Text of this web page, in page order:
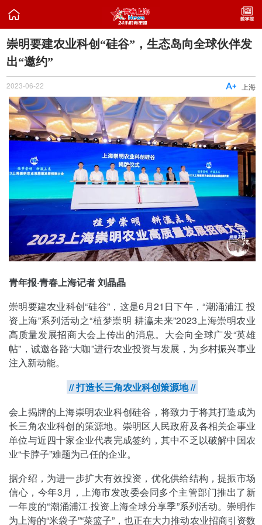

崇明要建农业科创“硅谷”，生态岛向全球伙伴发
出“邀约”
2023-06-22 上海

青年报·青春上海记者 刘晶晶
崇明要建农业科创“硅谷”，这是6月21日下午，“潮涌浦江 投
资上海”系列活动之“植梦崇明 耕瀛未来”2023上海崇明农业
高质量发展招商大会上传出的消息。大会向全球广发“英雄
帖”，诚邀各路“大咖”进行农业投资与发展，为乡村振兴事业
注入新动能。
// 打造长三角农业科创策源地 //
会上揭牌的上海崇明农业科创硅谷，将致力于将其打造成为
长三角农业科创的策源地。崇明区人民政府及各相关企事业
单位与近四十家企业代表完成签约，其中不乏以破解中国农
业“卡脖子”难题为己任的企业。
据介绍，为进一步扩大有效投资，优化供给结构，提振市场
信心，今年3月，上海市发改委会同多个主管部门推出了新
一年度的“潮涌浦江·投资上海全球分享季”系列活动。崇明作
为上海的“米袋子”“菜篮子”，也正在大力推动农业招商引资数